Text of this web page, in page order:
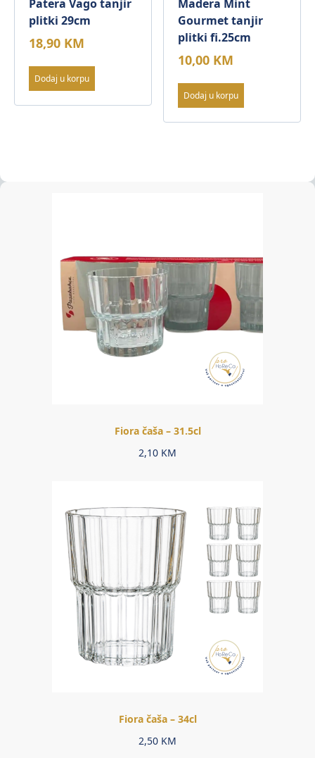
Patera Vago tanjir
plitki 29cm
18,90 KM
Dodaj u korpu
Madera Mint
Gourmet tanjir
plitki fi.25cm
10,00 KM
Dodaj u korpu
Fiora čaša – 31.5cl
2,10 KM
Fiora čaša – 34cl
2,50 KM